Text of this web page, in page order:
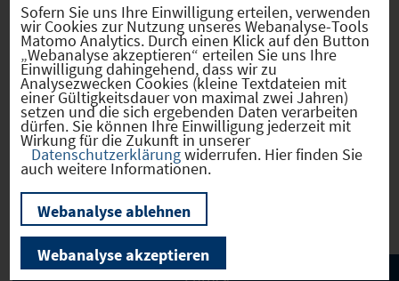
Verkehrsinfrastruktur
Kommunale Infrastruktur
Aktuelle Bauleitplanverfahren
Sofern Sie uns Ihre Einwilligung erteilen, verwenden
wir Cookies zur Nutzung unseres Webanalyse-Tools
Matomo Analytics. Durch einen Klick auf den Button
„Webanalyse akzeptieren“ erteilen Sie uns Ihre
Einwilligung dahingehend, dass wir zu
Analysezwecken Cookies (kleine Textdateien mit
einer Gültigkeitsdauer von maximal zwei Jahren)
setzen und die sich ergebenden Daten verarbeiten
dürfen. Sie können Ihre Einwilligung jederzeit mit
Wirkung für die Zukunft in unserer
Datenschutzerklärungwiderrufen. Hier finden Sie
auch weitere Informationen.
Webanalyse ablehnen
Webanalyse akzeptieren